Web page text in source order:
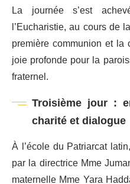
La journée s’est
l’Eucharistie, au cours de
première communion et
joie profonde pour la
fraternel.
Troisième jour :
charité et dialogue
À l’école du Patriarcat
par la directrice Mme
maternelle Mme Yara